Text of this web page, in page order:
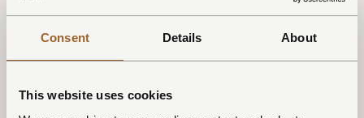
Consent Details About
This website uses cookies
beweging maken de ontspanning binnen intenser, of dat nu
in de sauna is of in een warm bad.